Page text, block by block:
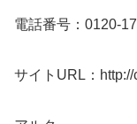
電話番号：0120-
サイトURL：http://